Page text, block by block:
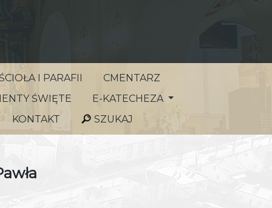
I PARAFII
CMENTARZ
ŚWIĘTE
E-KATECHEZA
KONTAKT SZUKAJ